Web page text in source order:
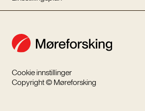
Cookie innstillinger
Copyright © Møreforsking